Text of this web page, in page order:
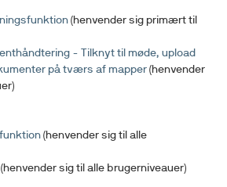
(henvender sig primært til
- Tilknyt til møde, upload
på tværs af mapper(henvender
(henvender sig til alle
(henvender sig til alle brugerniveauer)